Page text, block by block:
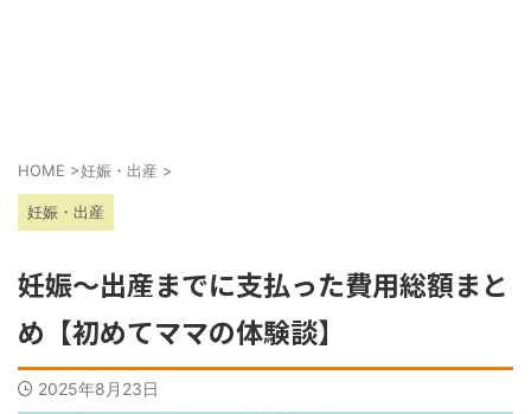
HOME >妊娠・出産 >
妊娠・出産
妊娠～出産までに支払った費用総額まと
め【初めてママの体験談】
2025年8月23日